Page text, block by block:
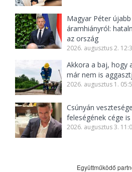
Magyar Péter
áramhiányról:
az ország
2026. augusztus 2.
Akkora a baj, hogy
már nem is
2026. augusztus 1.
Csúnyán
feleségének cége is
2026. augusztus 3.
Együttműködő